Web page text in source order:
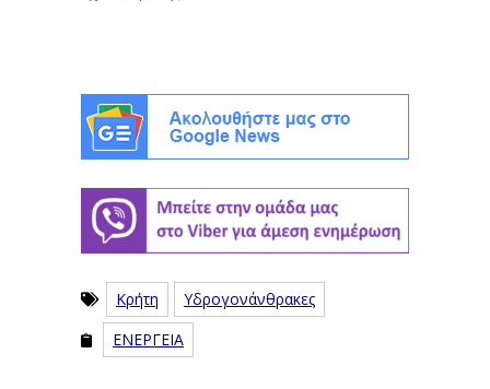
Κρήτη
Υδρογονάνθρακες
ΕΝΕΡΓΕΙΑ